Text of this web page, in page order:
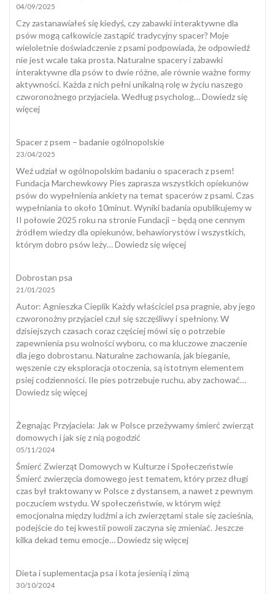
dlaczego
pies
zjada
odchody
i
jak
skutecznie
04/09/2025
Czy zastanawiałeś się kiedyś, czy zabawki interaktywne dla
psów mogą całkowicie zastąpić tradycyjny spacer? Moje
wieloletnie doświadczenie z psami podpowiada, że odpowiedź
nie jest wcale taka prosta. Naturalne spacery i zabawki
interaktywne dla psów to dwie różne, ale równie ważne formy
aktywności. Każda z nich pełni unikalną rolę w życiu naszego
czworonożnego przyjaciela. Według psycholog…Dowiedz się
więcej:
dla
psów
a
naturalny
spacer
Spacer z psem – badanie ogólnopolskie
23/04/2025
Weź udział w ogólnopolskim badaniu o spacerach z psem!
Fundacja Marchewkowy Pies zaprasza wszystkich opiekunów
psów do wypełnienia ankiety na temat spacerów z psami. Czas
wypełniania to około 10minut. Wyniki badania opublikujemy w
II połowie 2025 roku na stronie Fundacji – będą one cennym
źródłem wiedzy dla opiekunów, behawiorystów i wszystkich,
którym dobro psów leży…Dowiedz się więcej:
badanie
ogólnopolskie
Dobrostan psa
21/01/2025
​Autor: Agnieszka Cieplik Każdy właściciel psa pragnie, aby jego
czworonożny przyjaciel czuł się szczęśliwy i spełniony. W
dzisiejszych czasach coraz częściej mówi się o potrzebie
zapewnienia psu wolności wyboru, co ma kluczowe znaczenie
dla jego dobrostanu. Naturalne zachowania, jak bieganie,
węszenie czy eksploracja otoczenia, są istotnym elementem
psiej codzienności. Ile pies potrzebuje ruchu, aby zachować…
Dowiedz się więcej:
Żegnając Przyjaciela: Jak w Polsce przeżywamy śmierć zwierząt
domowych i jak się z nią pogodzić
05/11/2024
Śmierć Zwierząt Domowych w Kulturze i Społeczeństwie
Śmierć zwierzęcia domowego jest tematem, który przez długi
czas był traktowany w Polsce z dystansem, a nawet z pewnym
poczuciem wstydu. W społeczeństwie, w którym więź
emocjonalna między ludźmi a ich zwierzętami stale się zacieśnia,
podejście do tej kwestii powoli zaczyna się zmieniać. Jeszcze
kilka dekad temu emocje…Dowiedz się więcej:
Jak
Dieta i suplementacja psa i kota jesienią i zimą
30/10/2024